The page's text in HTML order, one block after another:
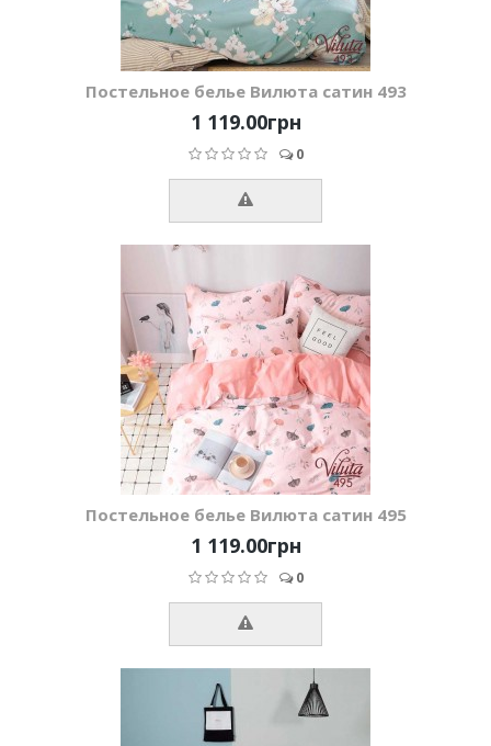
Постельное белье Вилюта сатин 493
1 119.00грн
0
Постельное белье Вилюта сатин 495
1 119.00грн
0